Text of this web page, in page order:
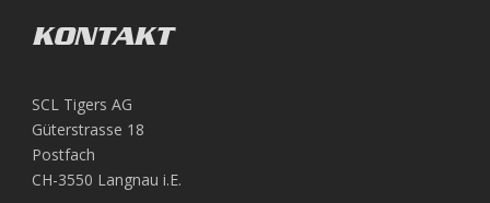
KONTAKT
SCL Tigers AG
Güterstrasse 18
Postfach
CH-3550 Langnau i.E.